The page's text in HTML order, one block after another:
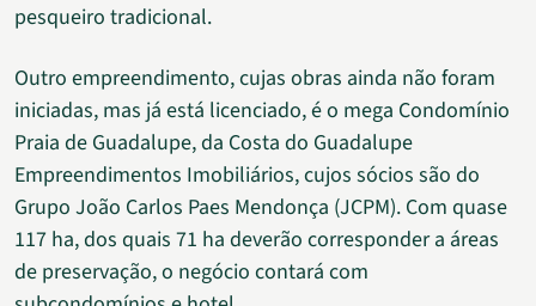
pesqueiro tradicional.
Outro empreendimento, cujas obras ainda não foram
iniciadas, mas já está licenciado, é o mega Condomínio
Praia de Guadalupe, da Costa do Guadalupe
Empreendimentos Imobiliários, cujos sócios são do
Grupo João Carlos Paes Mendonça (JCPM). Com quase
117 ha, dos quais 71 ha deverão corresponder a áreas
de preservação, o negócio contará com